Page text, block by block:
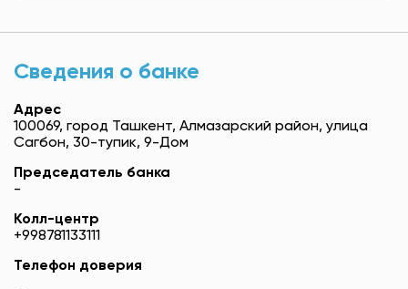
Сведения о банке
Адрес
100069, город Ташкент, Алмазарский район, улица
Сагбон, 30-тупик, 9-Дом
Председатель банка
-
Колл-центр
+998781133111
Телефон доверия